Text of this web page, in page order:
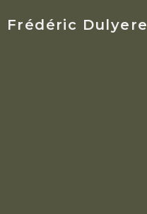
Frédéric Dulyere